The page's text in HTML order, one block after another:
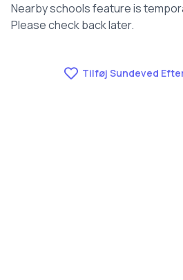
Nearby schools feature is
Please check back later.
Tilføj Sundeved